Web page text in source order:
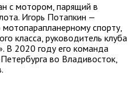
с мотором, парящий в
Игорь Потапкин —
спорту,
класса, руководитель клуба
В 2020 году его команда
во Владивосток,